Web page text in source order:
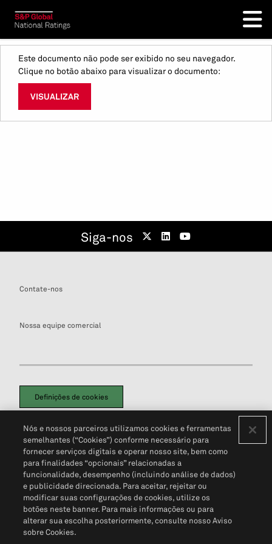
Este documento não pode ser exibido no seu navegador.
Clique no botão abaixo para visualizar o documento:
VISUALIZAR
Siga-nos
Contate-nos
Nossa equipe comercial
Definições de cookies
Política de PrivacidadePortal de privacidade do cliente (em inglês)
Não Venda Minhas Informações Pessoais© 2026 S&P Global
Nós e nossos parceiros utilizamos cookies e ferramentas
semelhantes (“Cookies”) conforme necessário para
fornecer serviços digitais e operar nosso site, bem como
para finalidades “opcionais” relacionadas a
funcionalidade, desempenho (incluindo análise de dados)
e publicidade direcionada. Para aceitar, rejeitar ou
modificar suas configurações de cookies, utilize os
botões neste banner. Para mais informações ou para
alterar sua escolha posteriormente, consulte nosso Aviso
sobre Cookies.